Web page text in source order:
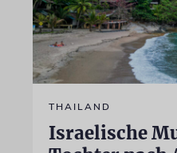
THAILAND
Israelische